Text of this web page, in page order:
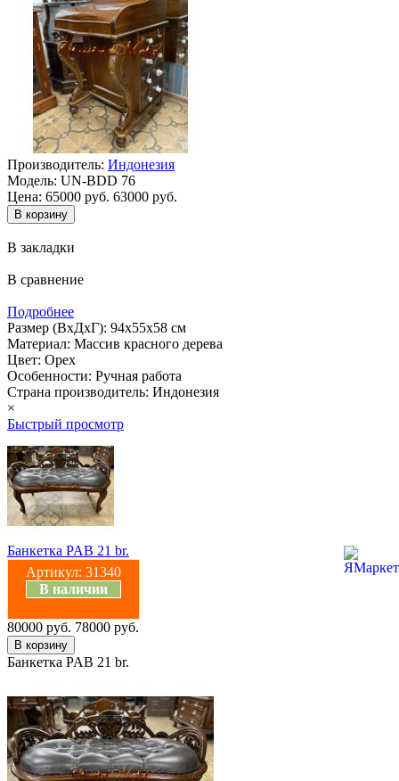
Производитель: Индонезия
Модель: UN-BDD 76
Цена: 65000 руб. 63000 руб.
В закладки
В сравнение
Подробнее
Размер (ВхДхГ): 94х55х58 см
Материал: Массив красного дерева
Цвет: Орех
Особенности: Ручная работа
Страна производитель: Индонезия
×
Быстрый просмотр
Банкетка PAB 21 br.
Артикул: 31340
В наличии
80000 руб. 78000 руб.
Банкетка PAB 21 br.